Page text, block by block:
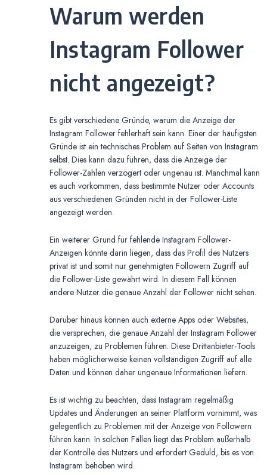
Warum werden
Instagram Follower
nicht angezeigt?
Es gibt verschiedene Gründe, warum die Anzeige der
Instagram Follower fehlerhaft sein kann. Einer der häufigsten
Gründe ist ein technisches Problem auf Seiten von Instagram
selbst. Dies kann dazu führen, dass die Anzeige der
Follower-Zahlen verzögert oder ungenau ist. Manchmal kann
es auch vorkommen, dass bestimmte Nutzer oder Accounts
aus verschiedenen Gründen nicht in der Follower-Liste
angezeigt werden.
Ein weiterer Grund für fehlende Instagram Follower-
Anzeigen könnte darin liegen, dass das Profil des Nutzers
privat ist und somit nur genehmigten Followern Zugriff auf
die Follower-Liste gewährt wird. In diesem Fall können
andere Nutzer die genaue Anzahl der Follower nicht sehen.
Darüber hinaus können auch externe Apps oder Websites,
die versprechen, die genaue Anzahl der Instagram Follower
anzuzeigen, zu Problemen führen. Diese Drittanbieter-Tools
haben möglicherweise keinen vollständigen Zugriff auf alle
Daten und können daher ungenaue Informationen liefern.
Es ist wichtig zu beachten, dass Instagram regelmäßig
Updates und Änderungen an seiner Plattform vornimmt, was
gelegentlich zu Problemen mit der Anzeige von Followern
führen kann. In solchen Fällen liegt das Problem außerhalb
der Kontrolle des Nutzers und erfordert Geduld, bis es von
Instagram behoben wird.